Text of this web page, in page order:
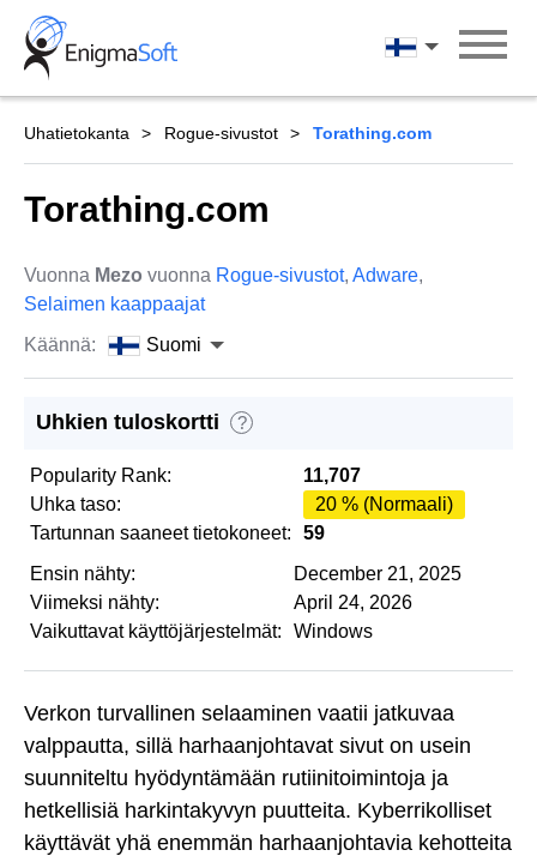
Skip
content
Suomi
Uhatietokanta Rogue-sivustot Torathing.com
Torathing.com
Vuonna Mezo vuonna Rogue-sivustot, Adware,
Selaimen kaappaajat
Käännä:
Suomi
Uhkien tuloskortti ?
Popularity Rank:
11,707
Uhka taso:
20 % (Normaali)
Tartunnan saaneet tietokoneet:
59
Ensin nähty:
December 21, 2025
Viimeksi nähty:
April 24, 2026
Vaikuttavat käyttöjärjestelmät:
Windows
Verkon turvallinen selaaminen vaatii jatkuvaa
valppautta, sillä harhaanjohtavat sivut on usein
suunniteltu hyödyntämään rutiinitoimintoja ja
hetkellisiä harkintakyvyn puutteita. Kyberrikolliset
käyttävät yhä enemmän harhaanjohtavia kehotteita